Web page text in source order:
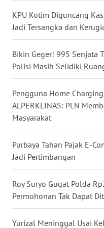
KPU Kotim Diguncang
Jadi Tersangka dan
Bikin Geger! 995 Senjata
Polisi Masih Selidiki
Pengguna Home
ALPERKLINAS: PLN
Masyarakat
Purbaya Tahan Pajak E-
Jadi Pertimbangan
Roy Suryo Gugat Polda
Permohonan Tak Dapat
Yurizal Meninggal Usai
WN
NUSANTARA
WN
JATIM
WN
KALTENG